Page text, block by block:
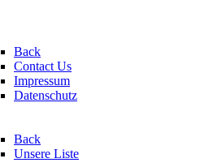
Back
Contact Us
Impressum
Datenschutz
Back
Unsere Liste